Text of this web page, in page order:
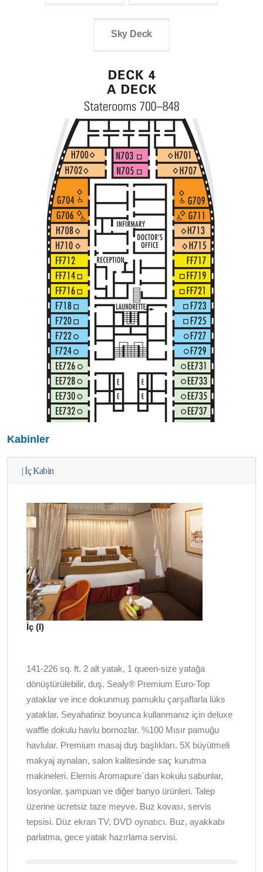
Sky Deck
Kabinler
|İç Kabin
İç (I)
141-226 sq. ft. 2 alt yatak, 1 queen-size yatağa
dönüştürülebilir, duş. Sealy® Premium Euro-Top
yataklar ve ince dokunmuş pamuklu çarşaflarla lüks
yataklar. Seyahatiniz boyunca kullanmanız için deluxe
waffle dokulu havlu bornozlar. %100 Mısır pamuğu
havlular. Premium masaj duş başlıkları. 5X büyütmeli
makyaj aynaları, salon kalitesinde saç kurutma
makineleri. Elemis Aromapure`dan kokulu sabunlar,
losyonlar, şampuan ve diğer banyo ürünleri. Talep
üzerine ücretsiz taze meyve. Buz kovası, servis
tepsisi. Düz ekran TV, DVD oynatıcı. Buz, ayakkabı
parlatma, gece yatak hazırlama servisi.